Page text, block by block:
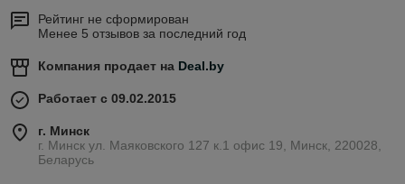
Рейтинг не сформирован
Менее 5 отзывов за последний год
Компания продает на Deal.by
Работает с 09.02.2015
г. Минск
г. Минск ул. Маяковского 127 к.1 офис 19, Минск, 220028,
Беларусь